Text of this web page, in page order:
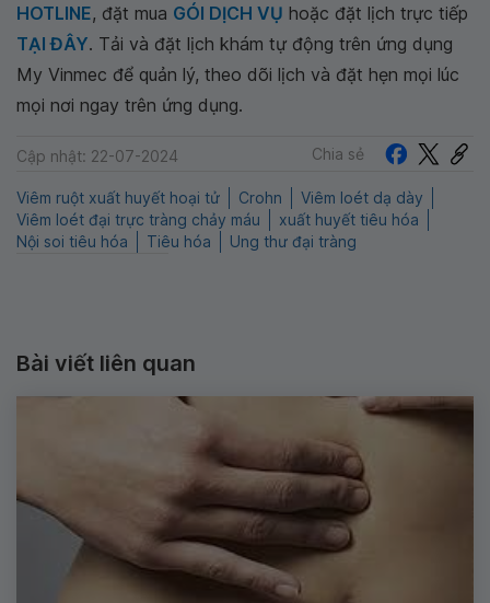
HOTLINE, đặt mua GÓI DỊCH VỤ hoặc đặt lịch trực tiếp
TẠI ĐÂY. Tải và đặt lịch khám tự động trên ứng dụng
My Vinmec để quản lý, theo dõi lịch và đặt hẹn mọi lúc
mọi nơi ngay trên ứng dụng.
Cập nhật: 22-07-2024 Chia sẻ
Viêm ruột xuất huyết hoại tử Crohn
Viêm loét dạ dày
Viêm loét đại trực tràng chảy máu
xuất huyết tiêu hóa
Nội soi tiêu hóa
Tiêu hóa Ung thư đại tràng
Bài viết liên quan